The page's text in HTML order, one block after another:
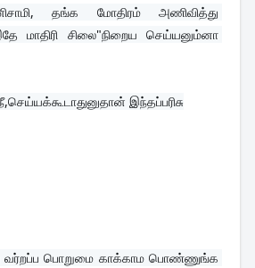
தங்க மோதிரம் அணிவித்து
மாதிரி சிலை"நிறைய செய்யனும்னா
இந்தப்பரிசு
வர்றப்ப பொறுமை காக்காம பொண்ணுங்க